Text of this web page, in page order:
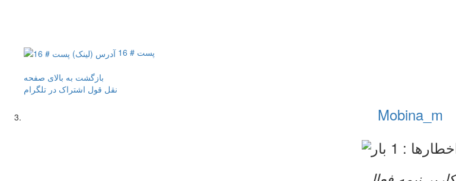
پست # 16
بازگشت به بالای صفحه
نقل قول اشتراک در تلگرام
Mobina_m